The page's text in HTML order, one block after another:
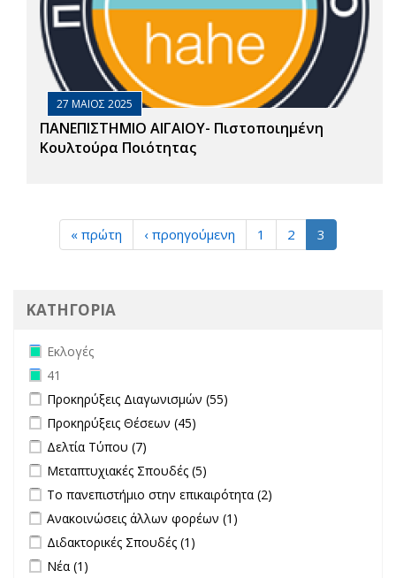
27 ΜΑΙΟΣ 2025
ΠΑΝΕΠΙΣΤΗΜΙΟ ΑΙΓΑΙΟΥ- Πιστοποιημένη
Κουλτούρα Ποιότητας
« πρώτη ‹ προηγούμενη 1 2 3
ΚΑΤΗΓΟΡΙΑ
Remove Εκλογές filter
Εκλογές
Remove 41 filter
41
Apply Προκηρύξεις Διαγωνισμών filter
Προκηρύξεις Διαγωνισμών (55)
Apply Προκηρύξεις Θέσεων filter
Προκηρύξεις Θέσεων (45)
Apply Δελτία Τύπου filter
Δελτία Τύπου (7)
Apply Μεταπτυχιακές Σπουδές filter
Μεταπτυχιακές Σπουδές (5)
Apply Το πανεπιστήμιο στην επικαιρότητα filter
Το πανεπιστήμιο στην επικαιρότητα (2)
Apply Ανακοινώσεις άλλων φορέων filter
Ανακοινώσεις άλλων φορέων (1)
Apply Διδακτορικές Σπουδές filter
Διδακτορικές Σπουδές (1)
Apply Νέα filter
Νέα (1)